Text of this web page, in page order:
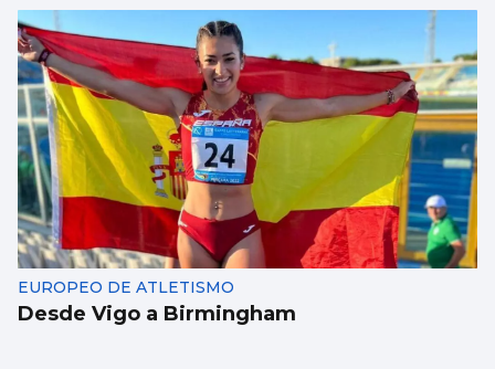
EUROPEO DE ATLETISMO
Desde Vigo a Birmingham